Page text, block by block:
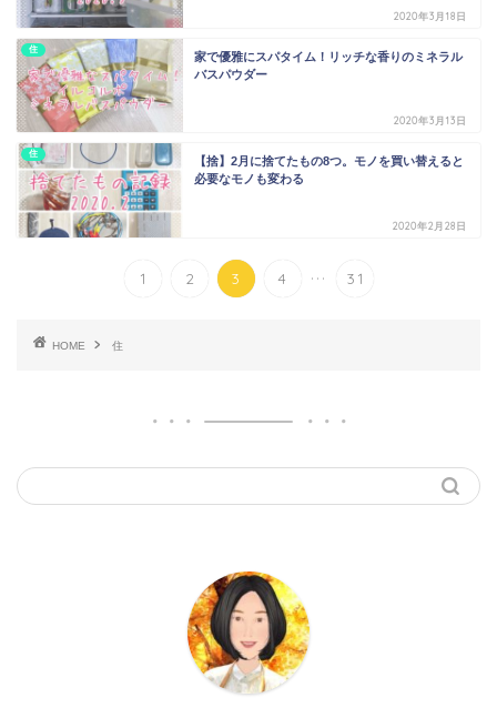
2020年3月18日
住
家で優雅にスパタイム！リッチな香りのミネラル
バスパウダー
2020年3月13日
住
【捨】2月に捨てたもの8つ。モノを買い替えると
必要なモノも変わる
2020年2月28日
1 2 3 4 ... 31
HOME 住